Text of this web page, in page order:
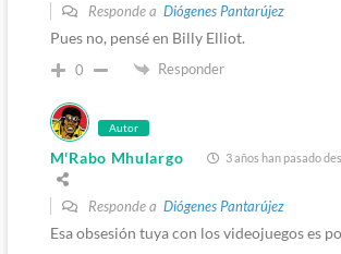
Responde a Diógenes Pantarújez
Pues no, pensé en Billy Elliot.
0 Responder
Autor
M'Rabo Mhulargo 3 años han pasado
Responde a Diógenes Pantarújez
Esa obsesión tuya con los videojuegos es